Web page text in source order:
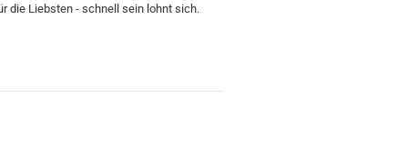
die Liebsten - schnell sein lohnt sich.